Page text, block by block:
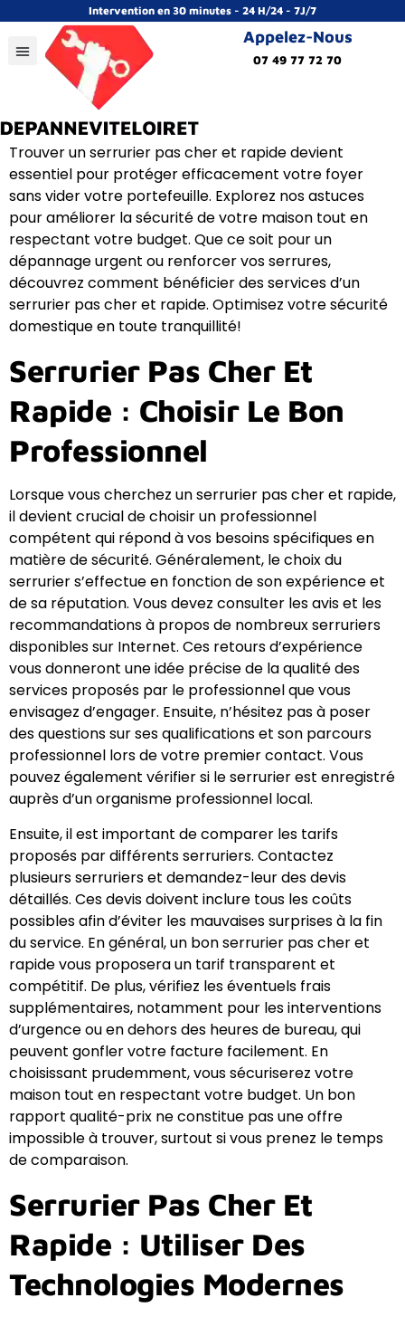
Intervention en 30 minutes - 24 H/24 - 7J/7
Appelez-Nous
07 49 77 72 70
Trouver un serrurier pas cher et rapide devient
essentiel pour protéger efficacement votre foyer
sans vider votre portefeuille. Explorez nos astuces
pour améliorer la sécurité de votre maison tout en
respectant votre budget. Que ce soit pour un
dépannage urgent ou renforcer vos serrures,
découvrez comment bénéficier des services d’un
serrurier pas cher et rapide. Optimisez votre sécurité
domestique en toute tranquillité!
Serrurier Pas Cher Et
Rapide : Choisir Le Bon
Professionnel
Lorsque vous cherchez un serrurier pas cher et rapide,
il devient crucial de choisir un professionnel
compétent qui répond à vos besoins spécifiques en
matière de sécurité. Généralement, le choix du
serrurier s’effectue en fonction de son expérience et
de sa réputation. Vous devez consulter les avis et les
recommandations à propos de nombreux serruriers
disponibles sur Internet. Ces retours d’expérience
vous donneront une idée précise de la qualité des
services proposés par le professionnel que vous
envisagez d’engager. Ensuite, n’hésitez pas à poser
des questions sur ses qualifications et son parcours
professionnel lors de votre premier contact. Vous
pouvez également vérifier si le serrurier est enregistré
auprès d’un organisme professionnel local.
Ensuite, il est important de comparer les tarifs
proposés par différents serruriers. Contactez
plusieurs serruriers et demandez-leur des devis
détaillés. Ces devis doivent inclure tous les coûts
possibles afin d’éviter les mauvaises surprises à la fin
du service. En général, un bon serrurier pas cher et
rapide vous proposera un tarif transparent et
compétitif. De plus, vérifiez les éventuels frais
supplémentaires, notamment pour les interventions
d’urgence ou en dehors des heures de bureau, qui
peuvent gonfler votre facture facilement. En
choisissant prudemment, vous sécuriserez votre
maison tout en respectant votre budget. Un bon
rapport qualité-prix ne constitue pas une offre
impossible à trouver, surtout si vous prenez le temps
de comparaison.
Serrurier Pas Cher Et
Rapide : Utiliser Des
Technologies Modernes